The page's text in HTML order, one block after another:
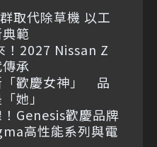
取代除草機 以工
範
！2027 Nissan Z
承
「歡慶女神」 品
她」
Genesis歡慶品牌
高性能系列與電